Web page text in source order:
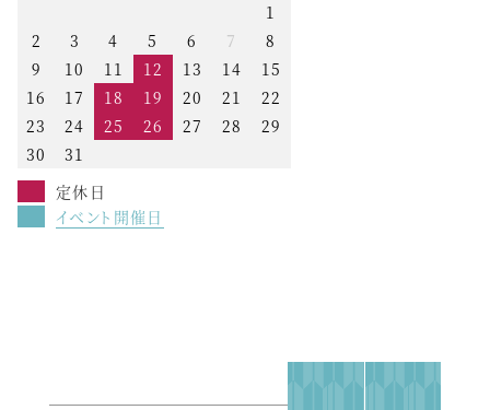
1
2
3 4 5 6 7
8
9
10 11 12 13 14
15
16
17 18 19 20 21
22
23
24 25 26 27 28
29
30
31
定休日
イベント開催日